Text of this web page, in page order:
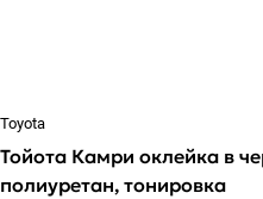
Toyota
Тойота Камри оклейка в
полиуретан, тонировка